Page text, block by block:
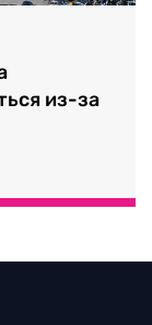
из-за